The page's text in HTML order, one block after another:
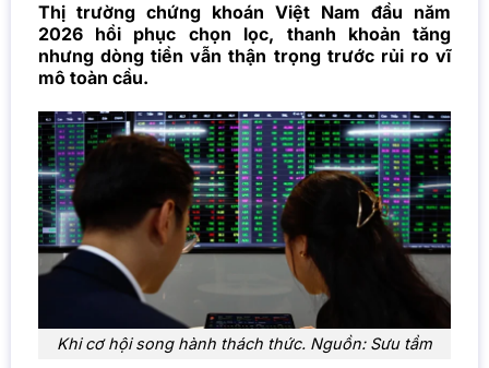
Thị trường chứng khoán Việt Nam đầu năm
2026 hồi phục chọn lọc, thanh khoản tăng
nhưng dòng tiền vẫn thận trọng trước rủi ro vĩ
mô toàn cầu.
Khi cơ hội song hành thách thức. Nguồn: Sưu tầm